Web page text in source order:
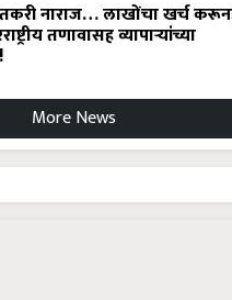
नाराज… लाखोंचा खर्च
तणावासह व्यापाऱ्यांच्या
More News